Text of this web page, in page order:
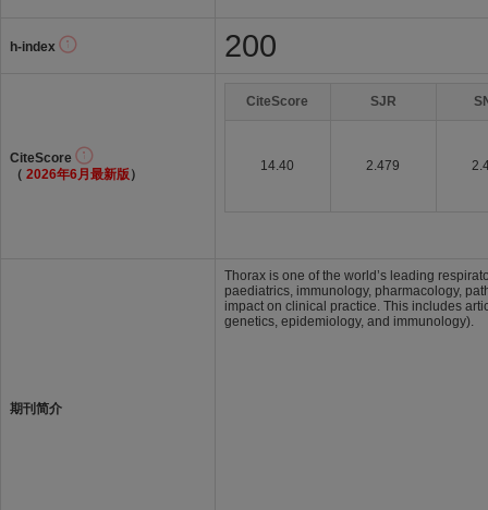
h-index 200
CiteScore
（ 2026年6月最新版 ）
CiteScore SJR
14.40 2.479
期刊简介
Thorax is one of the world’s leading
paediatrics, immunology, pharmacology,
impact on clinical practice. This includes
genetics, epidemiology, and immunology).